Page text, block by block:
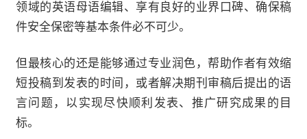
领域的英语母语编辑、享有良好的业界口碑、确保稿
件安全保密等基本条件必不可少。
但最核心的还是能够通过专业润色，帮助作者有效缩
短投稿到发表的时间，或者解决期刊审稿后提出的语
言问题，以实现尽快顺利发表、推广研究成果的目
标。